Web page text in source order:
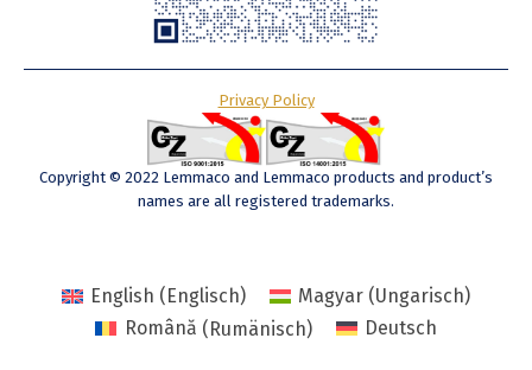
Copyright © 2022 Lemmaco and Lemmaco products and product’s
names are all registered trademarks.
Privacy Policy
English (Englisch) Magyar (Ungarisch)
Română (Rumänisch) Deutsch